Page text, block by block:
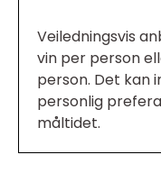
Veiledningsvis
vin per person
person. Det kan
personlig
måltidet.